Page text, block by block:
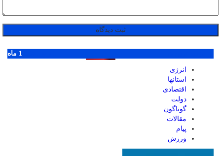
1 ماه
انرژی
استانها
اقتصادی
دولت
گوناگون
مقالات
پیام
ورزش